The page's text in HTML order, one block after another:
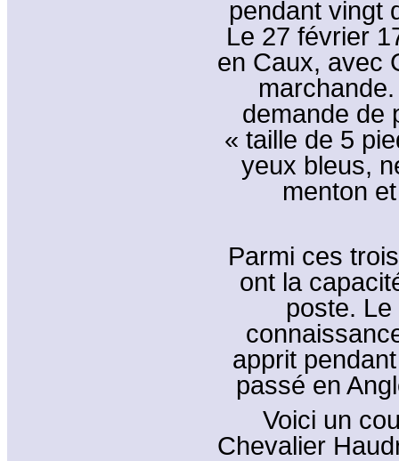
pendant vingt
Le 27 février
en Caux, avec
demande de
« taille de 5
yeux bleus,
menton
Parmi ces
ont la
poste.
apprit
passé en
Voici un
Chevalier